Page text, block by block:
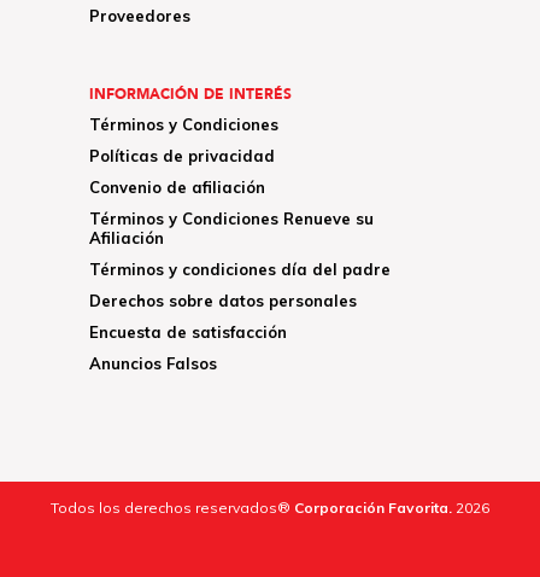
Proveedores
INFORMACIÓN DE INTERÉS
Términos y Condiciones
Políticas de privacidad
Convenio de afiliación
Términos y Condiciones Renueve su
Afiliación
Términos y condiciones día del padre
Derechos sobre datos personales
Encuesta de satisfacción
Anuncios Falsos
Todos los derechos reservados® Corporación Favorita. 2026